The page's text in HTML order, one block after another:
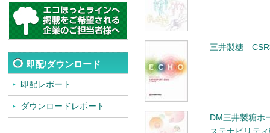
即配/ダウンロード
即配レポート
ダウンロードレポート
三井製糖 CSR
DM三井製糖